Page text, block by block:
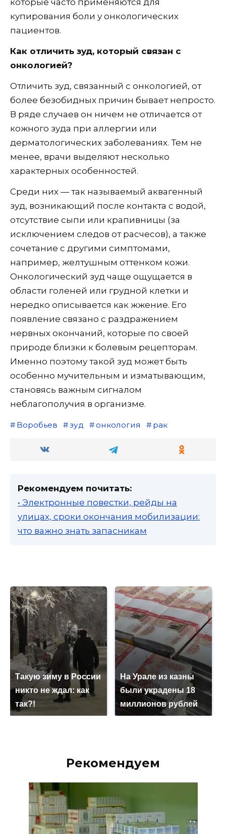
купирования боли у онкологических
пациентов.
Как отличить зуд, который связан с
онкологией?
Отличить зуд, связанный с онкологией, от
более безобидных причин бывает непросто.
В ряде случаев он ничем не отличается от
кожного зуда при аллергии или
дерматологических заболеваниях. Тем не
менее, врачи выделяют несколько
характерных особенностей.
Среди них — так называемый аквагенный
зуд, возникающий после контакта с водой,
отсутствие сыпи или крапивницы (за
исключением следов от расчесов), а также
сочетание с другими симптомами,
например, желтушным оттенком кожи.
Онкологический зуд чаще ощущается в
области голеней или грудной клетки и
нередко описывается как жжение. Его
появление связано с раздражением
нервных окончаний, которые по своей
природе близки к болевым рецепторам.
Именно поэтому такой зуд может быть
особенно мучительным и изматывающим,
становясь важным сигналом
неблагополучия в организме.
Воробьев зуд онкология рак
Рекомендуем почитать:
• Электронные повестки, рейды на
улицах, сроки окончания мобилизации:
что важно знать запасникам
Такую зиму в России
никто не ждал: как
так?!
На Урале из казны
были украдены 18
миллионов рублей
Рекомендуем